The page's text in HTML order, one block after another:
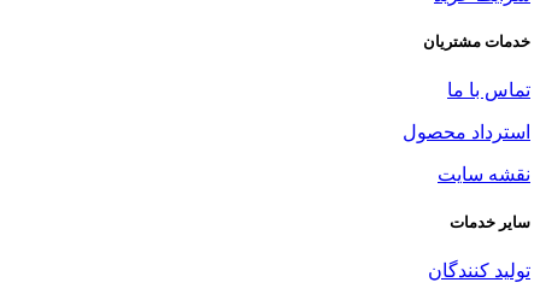
خدمات مشتریان
تماس با ما
استرداد محصول
نقشه سایت
سایر خدمات
تولید کنندگان